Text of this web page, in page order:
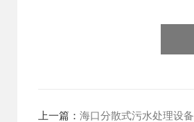
上一篇： 海口分散式污水处理设备